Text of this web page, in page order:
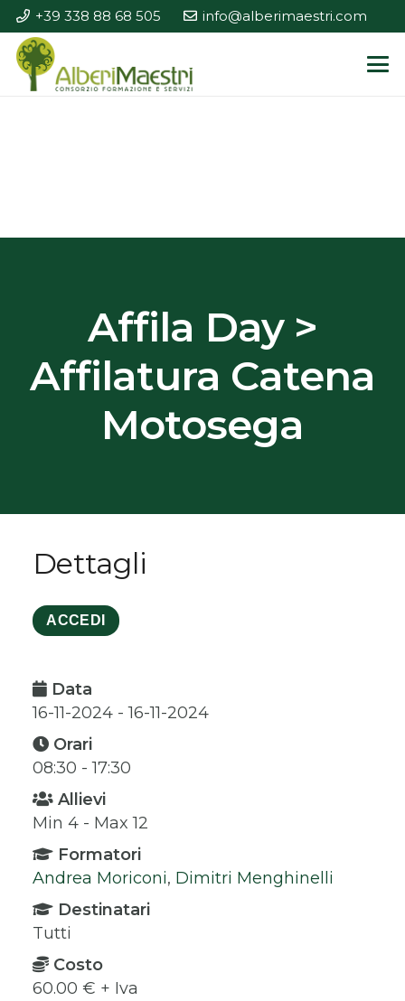
+39 338 88 68 505 info@alberimaestri.com
Affila Day >
Affilatura Catena
Motosega
Dettagli
ACCEDI
Data
16-11-2024 - 16-11-2024
Orari
08:30 - 17:30
Allievi
Min 4 - Max 12
Formatori
Andrea Moriconi, Dimitri Menghinelli
Destinatari
Tutti
Costo
60.00 € + Iva